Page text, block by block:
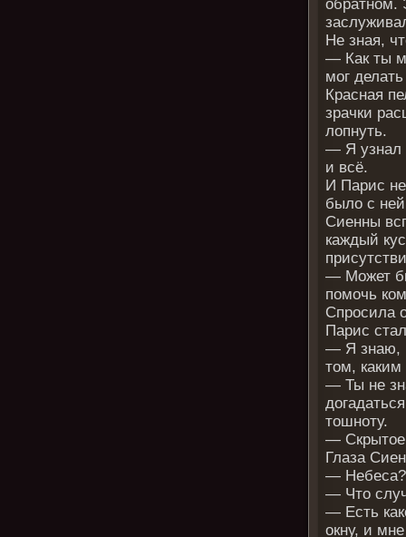
обратном.
Не зная,
— Как ты
мог
Красная
зрачки
лопнуть.
— Я узнал
и всё.
И Парис
было с
Сиенны
каждый
— Может
помочь
Спросила
Парис
— Я знаю,
том,
— Ты не
тошноту.
— Скрытое
Глаза
— Небеса?
— Что
— Есть
окну, и